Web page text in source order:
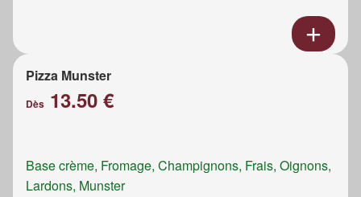
Pizza Munster
Dès 13.50 €
Base crème, Fromage, Champignons, Frais, Oignons,
Lardons, Munster